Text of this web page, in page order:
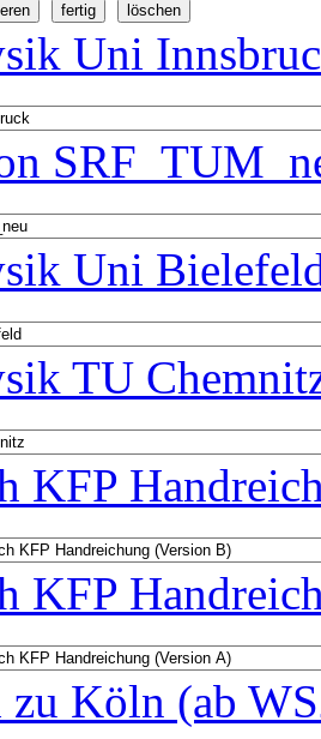
Uni
Uni
TU
KFP
KFP
Köln (ab